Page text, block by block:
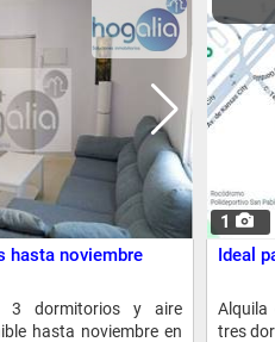
hasta noviembre
3 dormitorios y aire
hasta noviembre en
1
Ideal
Alquila
tres